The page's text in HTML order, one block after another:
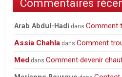
Commentaires
Arab Abdul-Hadi dansComment
Assia Chahla dansComment
Med dansComment devenir